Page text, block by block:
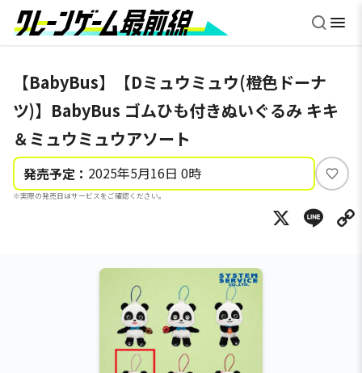
【BabyBus】【Dミュウミュウ(橙色ドーナ
ツ)】BabyBus ゴムひも付きぬいぐるみ キキ
＆ミュウミュウアソート
発売予定： 2025年5月16日 0時
※実際の発売日はサービスをご確認ください。
い
ね
X